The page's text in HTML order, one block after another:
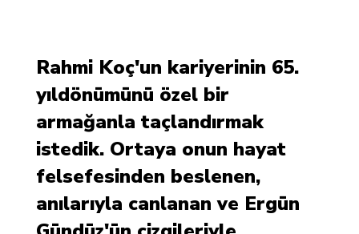
Rahmi Koç'un kariyerinin 65.
yıldönümünü özel bir
armağanla taçlandırmak
istedik. Ortaya onun hayat
felsefesinden beslenen,
anılarıyla canlanan ve Ergün